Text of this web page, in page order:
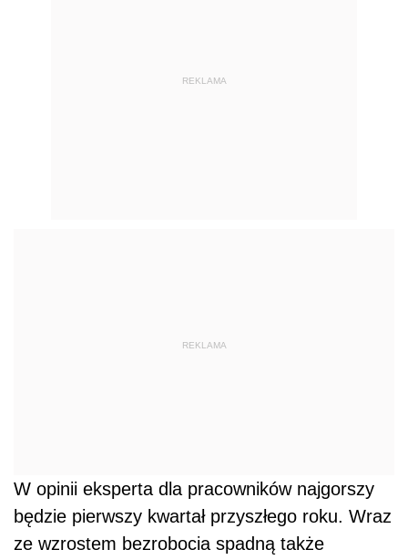
REKLAMA
REKLAMA
W opinii eksperta dla pracowników najgorszy
będzie pierwszy kwartał przyszłego roku. Wraz
ze wzrostem bezrobocia spadną także